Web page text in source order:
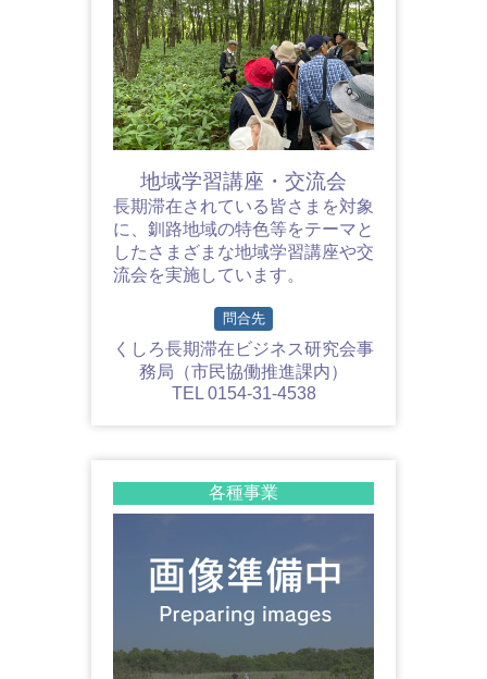
地域学習講座・交流会
長期滞在されている皆さまを対象
に、釧路地域の特色等をテーマと
したさまざまな地域学習講座や交
流会を実施しています。
問合先
くしろ長期滞在ビジネス研究会事
務局（市民協働推進課内）
TEL 0154-31-4538
各種事業